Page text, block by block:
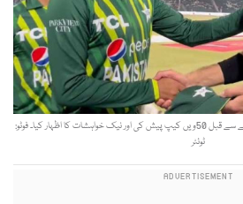
کپتان بابر اعظم نے شاہین کو میچ شروع ہونے سے قبل 50ویں کیپ پیش کی اور نیک خواہشات کا اظہار کیا۔ فوٹو:
ٹوئٹر